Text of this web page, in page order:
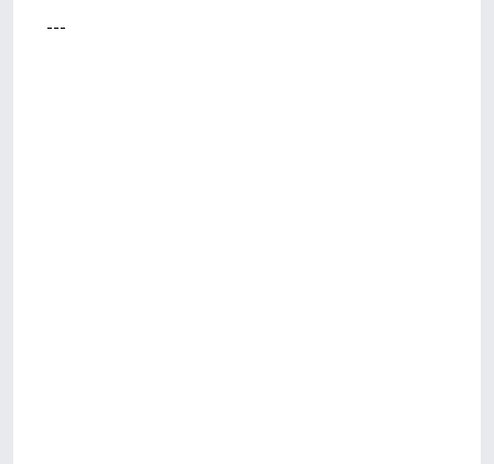
---